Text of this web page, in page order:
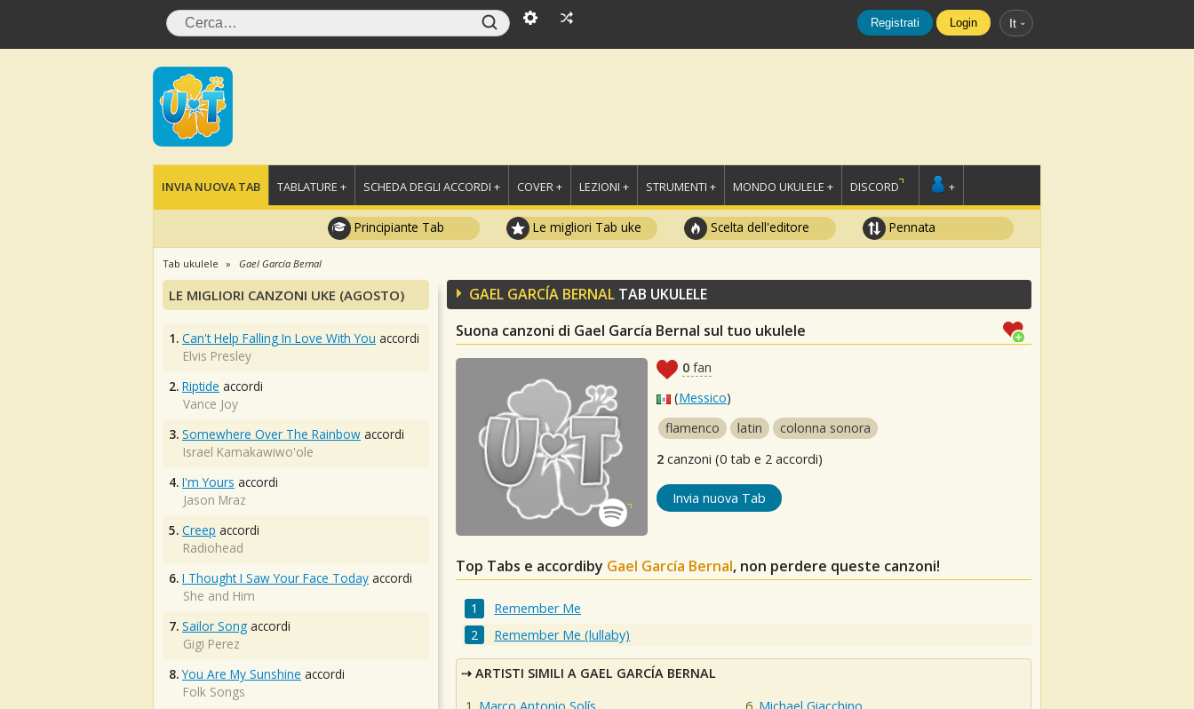
Registrati Login It
INVIA NUOVA TAB TABLATURE + SCHEDA DEGLI ACCORDI + COVER + LEZIONI + STRUMENTI + MONDO UKULELE + DISCORD +
Principiante Tab Le migliori Tab uke Scelta dell'editore Pennata
Tab ukulele Gael García Bernal
GAEL GARCÍA BERNAL TAB UKULELE
Suona canzoni di Gael García Bernal sul tuo ukulele
0 fan
(Messico)
flamenco
latin
colonna sonora
2 canzoni (0 tab e 2 accordi)
Invia nuova Tab
Top Tabs e accordiby Gael García Bernal, non perdere queste canzoni!
Remember Me
Remember Me (lullaby)
ARTISTI SIMILI A GAEL GARCÍA BERNAL
LE MIGLIORI CANZONI UKE (AGOSTO)
1. Can't Help Falling In Love With You accordi
Elvis Presley
2. Riptide accordi
Vance Joy
3. Somewhere Over The Rainbow accordi
Israel Kamakawiwo'ole
4. I'm Yours accordi
Jason Mraz
5. Creep accordi
Radiohead
6. I Thought I Saw Your Face Today accordi
She and Him
7. Sailor Song accordi
Gigi Perez
8. You Are My Sunshine accordi
Folk Songs